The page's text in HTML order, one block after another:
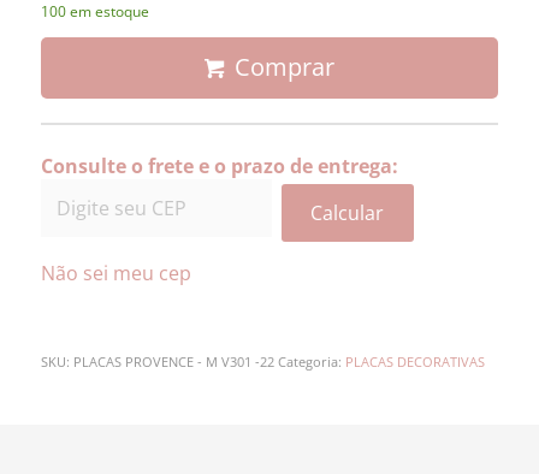
100 em estoque
Comprar
Consulte o frete e o prazo de entrega:
Calcular
Não sei meu cep
SKU: PLACAS PROVENCE - M V301 -22 Categoria: PLACAS DECORATIVAS